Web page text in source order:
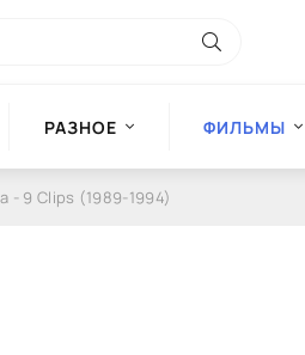
РАЗНОЕ ФИЛЬМЫ
- 9 Clips (1989-1994)